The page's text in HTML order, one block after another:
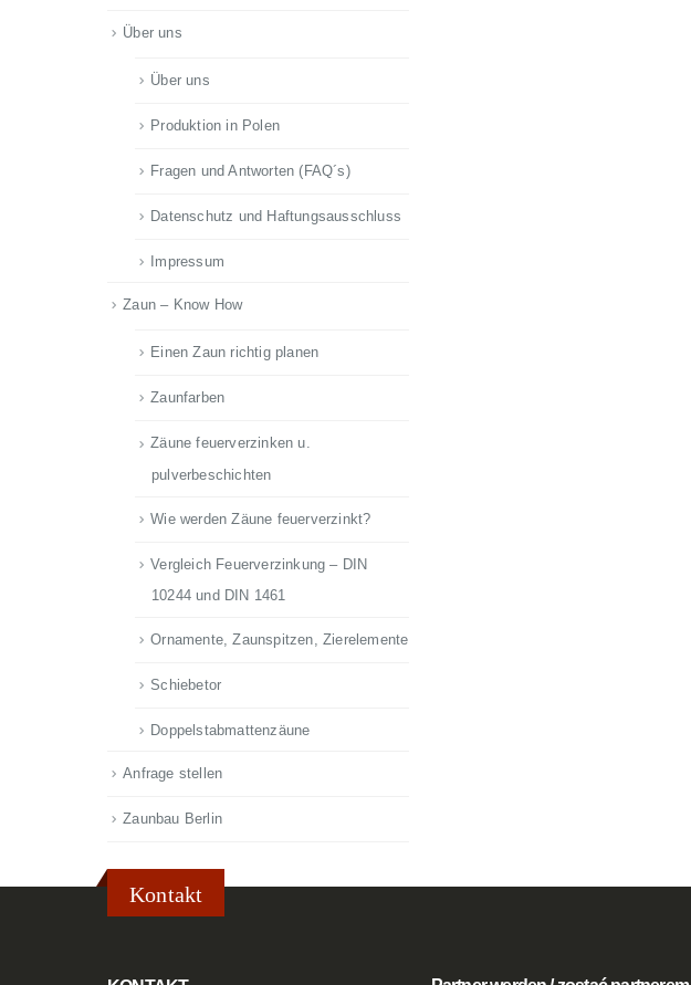
Über uns
Über uns
Produktion in Polen
Fragen und Antworten (FAQ´s)
Datenschutz und Haftungsausschluss
Impressum
Zaun – Know How
Einen Zaun richtig planen
Zaunfarben
Zäune feuerverzinken u.
pulverbeschichten
Wie werden Zäune feuerverzinkt?
Vergleich Feuerverzinkung – DIN
10244 und DIN 1461
Ornamente, Zaunspitzen, Zierelemente
Schiebetor
Doppelstabmattenzäune
Anfrage stellen
Zaunbau Berlin
Kontakt